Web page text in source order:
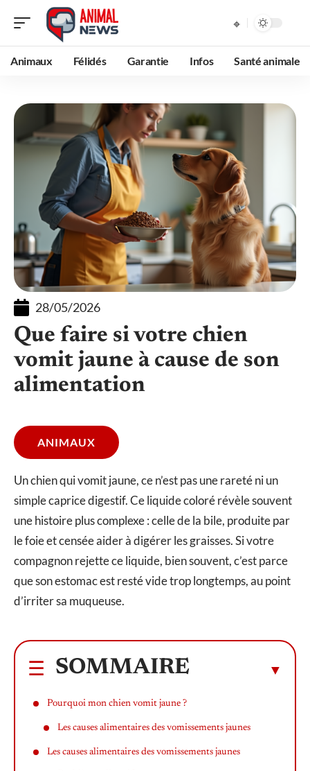
Animaux Félidés Garantie Infos Santé animale
28/05/2026
Que faire si votre chien
vomit jaune à cause de son
alimentation
ANIMAUX
Un chien qui vomit jaune, ce n’est pas une rareté ni un
simple caprice digestif. Ce liquide coloré révèle souvent
une histoire plus complexe : celle de la bile, produite par
le foie et censée aider à digérer les graisses. Si votre
compagnon rejette ce liquide, bien souvent, c’est parce
que son estomac est resté vide trop longtemps, au point
d’irriter sa muqueuse.
SOMMAIRE
Pourquoi mon chien vomit jaune ?
Les causes alimentaires des vomissements jaunes
Les causes alimentaires des vomissements jaunes